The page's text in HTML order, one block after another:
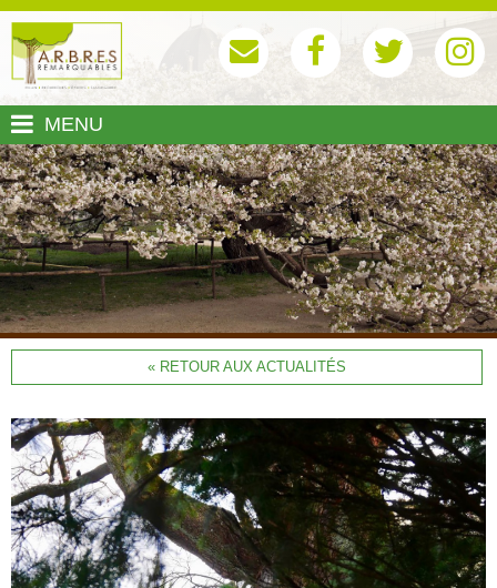
MENU
« RETOUR AUX ACTUALITÉS